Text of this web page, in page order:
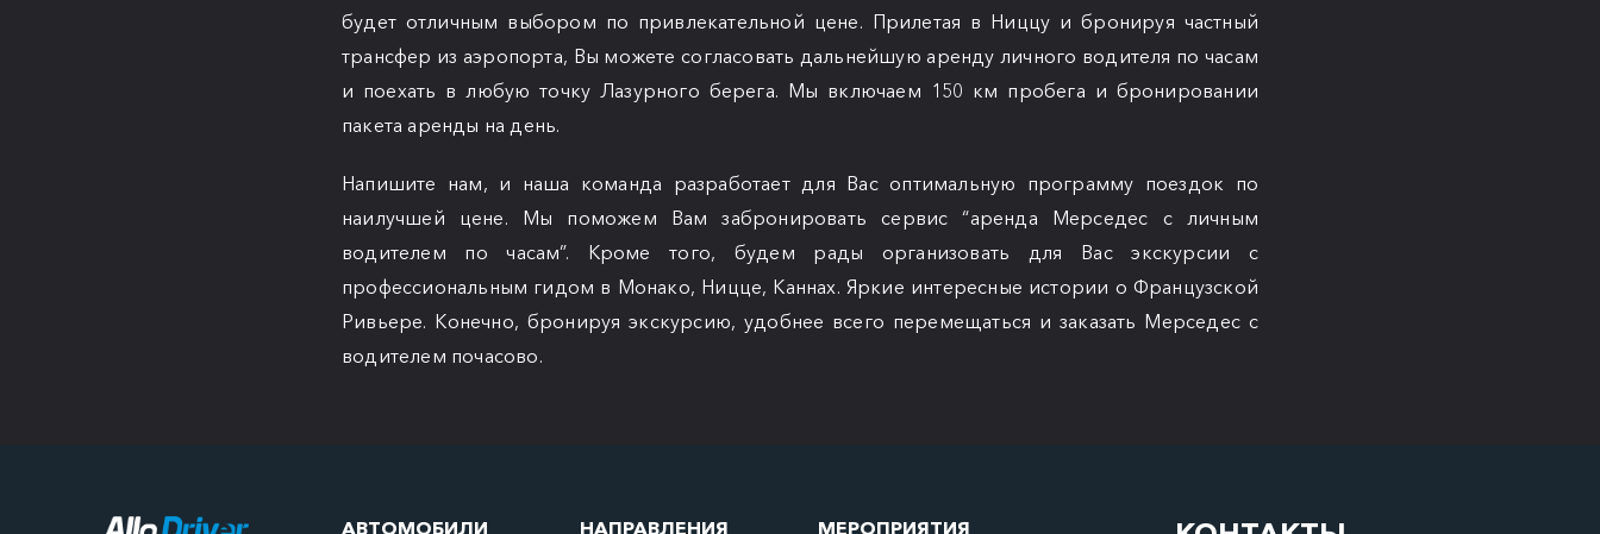
будет отличным выбором по привлекательной цене. Прилетая в Ниццу и бронируя частный
трансфер из аэропорта, Вы можете согласовать дальнейшую аренду личного водителя по часам
и поехать в любую точку Лазурного берега. Мы включаем 150 км пробега и бронировании
пакета аренды на день.
Напишите нам, и наша команда разработает для Вас оптимальную программу поездок по
наилучшей цене. Мы поможем Вам забронировать сервис “аренда Мерседес с личным
водителем по часам”. Кроме того, будем рады организовать для Вас экскурсии с
профессиональным гидом в Монако, Ницце, Каннах. Яркие интересные истории о Французской
Ривьере. Конечно, бронируя экскурсию, удобнее всего перемещаться и заказать Мерседес с
водителем почасово.
АВТОМОБИЛИ НАПРАВЛЕНИЯ МЕРОПРИЯТИЯ